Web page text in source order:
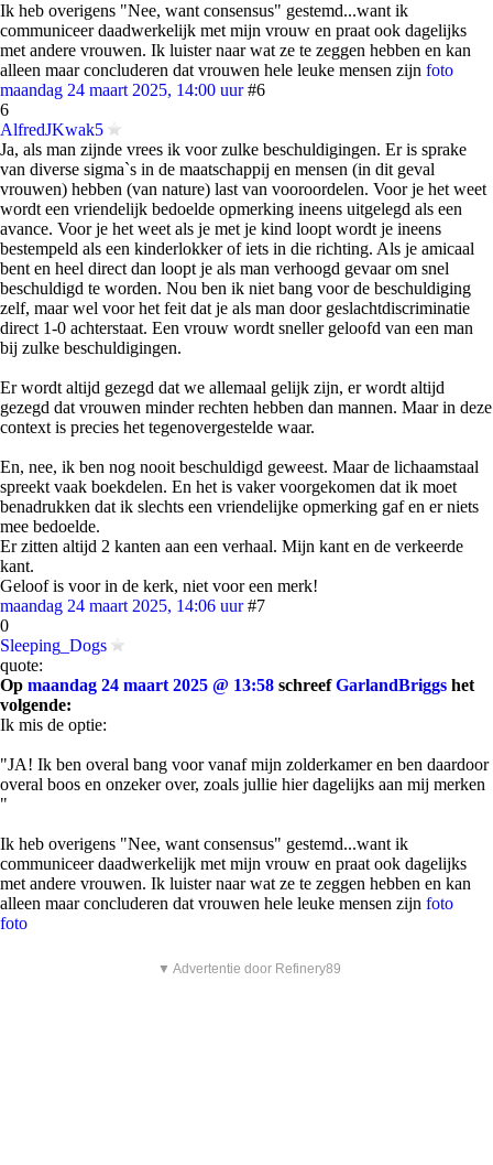
Ik heb overigens "Nee, want consensus" gestemd...want ik
communiceer daadwerkelijk met mijn vrouw en praat ook dagelijks
met andere vrouwen. Ik luister naar wat ze te zeggen hebben en kan
alleen maar concluderen dat vrouwen hele leuke mensen zijn foto
maandag 24 maart 2025, 14:00 uur #6
6
AlfredJKwak5
Ja, als man zijnde vrees ik voor zulke beschuldigingen. Er is sprake
van diverse sigma`s in de maatschappij en mensen (in dit geval
vrouwen) hebben (van nature) last van vooroordelen. Voor je het weet
wordt een vriendelijk bedoelde opmerking ineens uitgelegd als een
avance. Voor je het weet als je met je kind loopt wordt je ineens
bestempeld als een kinderlokker of iets in die richting. Als je amicaal
bent en heel direct dan loopt je als man verhoogd gevaar om snel
beschuldigd te worden. Nou ben ik niet bang voor de beschuldiging
zelf, maar wel voor het feit dat je als man door geslachtdiscriminatie
direct 1-0 achterstaat. Een vrouw wordt sneller geloofd van een man
bij zulke beschuldigingen.
Er wordt altijd gezegd dat we allemaal gelijk zijn, er wordt altijd
gezegd dat vrouwen minder rechten hebben dan mannen. Maar in deze
context is precies het tegenovergestelde waar.
En, nee, ik ben nog nooit beschuldigd geweest. Maar de lichaamstaal
spreekt vaak boekdelen. En het is vaker voorgekomen dat ik moet
benadrukken dat ik slechts een vriendelijke opmerking gaf en er niets
mee bedoelde.
Er zitten altijd 2 kanten aan een verhaal. Mijn kant en de verkeerde
kant.
Geloof is voor in de kerk, niet voor een merk!
maandag 24 maart 2025, 14:06 uur #7
0
Sleeping_Dogs
quote:
Op maandag 24 maart 2025 @ 13:58 schreefGarlandBriggs het
volgende:
Ik mis de optie:
"JA! Ik ben overal bang voor vanaf mijn zolderkamer en ben daardoor
overal boos en onzeker over, zoals jullie hier dagelijks aan mij merken
"
Ik heb overigens "Nee, want consensus" gestemd...want ik
communiceer daadwerkelijk met mijn vrouw en praat ook dagelijks
met andere vrouwen. Ik luister naar wat ze te zeggen hebben en kan
alleen maar concluderen dat vrouwen hele leuke mensen zijn foto
foto
▼ Advertentie door Refinery89